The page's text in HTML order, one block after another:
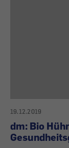
19.12.2019
dm: Bio